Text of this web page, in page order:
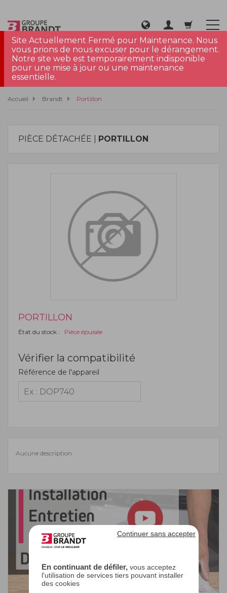
En continuant de défiler,vous acceptez
l'utilisation de services tiers pouvant installer
des cookies
Continuer sans accepter
Site Actuellement Fermé pour Maintenance. Nous
vous prions de nous excuser pour le dérangement.
Notre site web est temporairement indisponible
pour une mise à jour ou une maintenance
essentielle.
Accueil Brandt Portillon
PIÈCE DÉTACHÉE | PORTILLON
PORTILLON
État du stock : Pièce épuisée
Vérifier la compatibilité
Référence de l'appareil
Aucune description.